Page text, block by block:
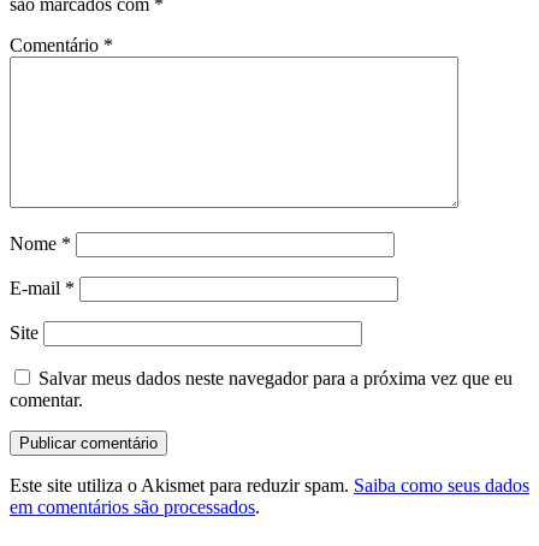
Comentário *
Nome *
E-mail *
Site
Salvar meus dados neste navegador para a próxima vez que eu
comentar.
Este site utiliza o Akismet para reduzir spam. Saiba como seus dados
em comentários são processados.